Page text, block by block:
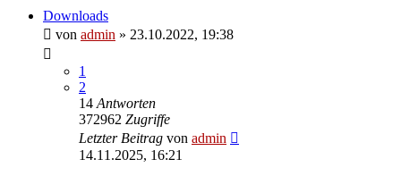
Downloads
von admin » 23.10.2022, 19:38
1
2
14 Antworten
372962 Zugriffe
Letzter Beitrag von admin
14.11.2025, 16:21